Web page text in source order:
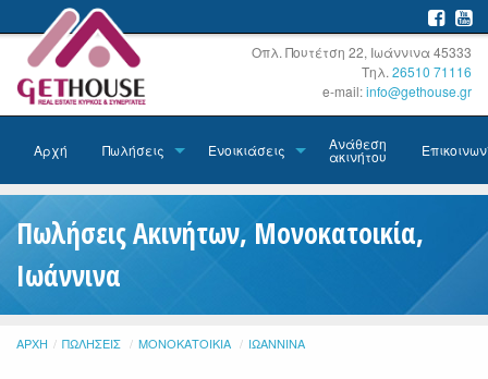
Οπλ. Πουτέτση 22, Ιωάννινα 45333
Τηλ. 26510 71116
e-mail:info@gethouse.gr
Αρχή Πωλήσεις Ενοικιάσεις Ανάθεση
ακινήτου
Πωλήσεις Ακινήτων, Μονοκατοικία,
Ιωάννινα
ΑΡΧΉ ΠΩΛΉΣΕΙΣ ΜΟΝΟΚΑΤΟΙΚΊΑ ΙΩΆΝΝΙΝΑ